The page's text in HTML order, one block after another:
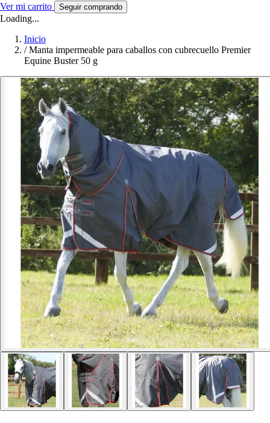
Ver mi carrito Seguir comprando
Loading...
Inicio
/ Manta impermeable para caballos con cubrecuello Premier
Equine Buster 50 g